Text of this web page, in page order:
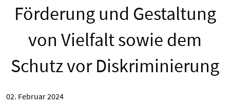
Förderung und Gestaltung
von Vielfalt sowie dem
Schutz vor Diskriminierung
02. Februar 2024